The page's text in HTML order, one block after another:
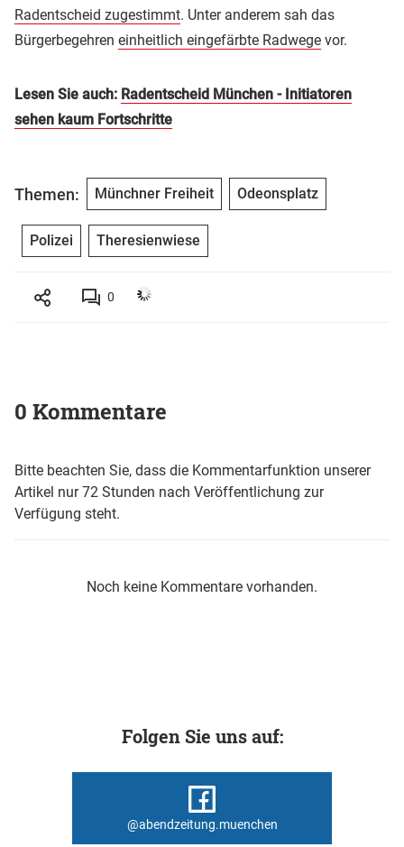
Radentscheid zugestimmt. Unter anderem sah das
Bürgerbegehren einheitlich eingefärbte Radwege vor.
Lesen Sie auch: Radentscheid München - Initiatoren
sehen kaum Fortschritte
Themen: Münchner Freiheit Odeonsplatz
Polizei Theresienwiese
0
0 Kommentare
Bitte beachten Sie, dass die Kommentarfunktion unserer
Artikel nur 72 Stunden nach Veröffentlichung zur
Verfügung steht.
Noch keine Kommentare vorhanden.
Folgen Sie uns auf:
@abendzeitung.muenchen